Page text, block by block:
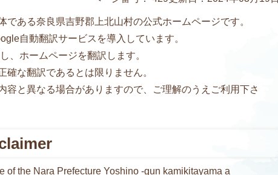
である奈良県吉野郡上北山村の公式ホームページです。
自動翻訳サービスを導入しています。
、ホームページを翻訳します。
な翻訳であるとは限りません。
容と異なる場合がありますので、ご理解のうえご利用下さ
of the Nara Prefecture Yoshino -gun kamikitayama a